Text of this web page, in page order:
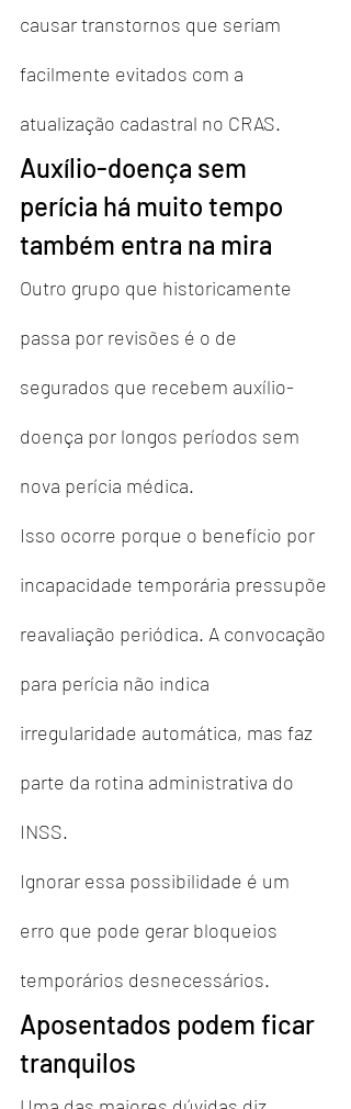
causar transtornos que seriam
facilmente evitados com a
atualização cadastral no CRAS.
Auxílio-doença sem
perícia há muito tempo
também entra na mira
Outro grupo que historicamente
passa por revisões é o de
segurados que recebem auxílio-
doença por longos períodos sem
nova perícia médica.
Isso ocorre porque o benefício por
incapacidade temporária pressupõe
reavaliação periódica. A convocação
para perícia não indica
irregularidade automática, mas faz
parte da rotina administrativa do
INSS.
Ignorar essa possibilidade é um
erro que pode gerar bloqueios
temporários desnecessários.
Aposentados podem ficar
tranquilos